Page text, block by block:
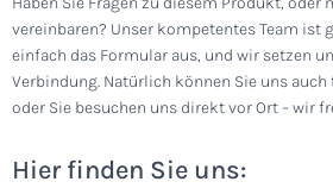
vereinbaren? Unser kompetentes Team ist
einfach das Formular aus, und wir setzen
Verbindung. Natürlich können Sie uns
oder Sie besuchen uns direkt vor Ort – wir
Hier finden Sie uns: